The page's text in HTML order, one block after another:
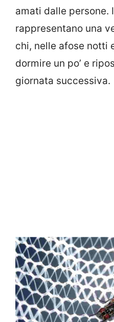
amati dalle persone.
rappresentano una
chi, nelle afose notti
dormire un po’ e
giornata successiva.